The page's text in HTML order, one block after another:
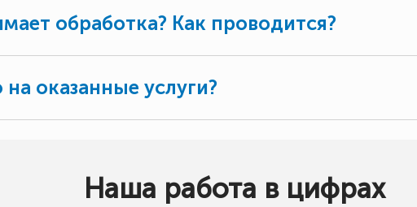
обработка? Как проводится?
оказанные услуги?
Наша работа в цифрах